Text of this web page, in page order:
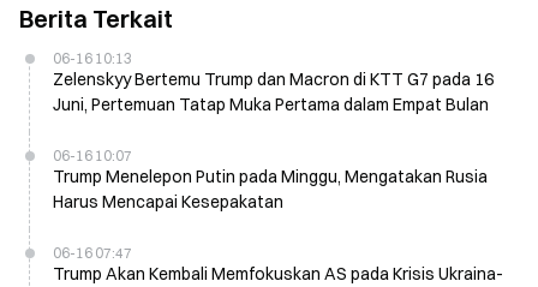
Berita Terkait
06-16 10:13
Zelenskyy Bertemu Trump dan Macron di KTT G7 pada 16
Juni, Pertemuan Tatap Muka Pertama dalam Empat Bulan
06-16 10:07
Trump Menelepon Putin pada Minggu, Mengatakan Rusia
Harus Mencapai Kesepakatan
06-16 07:47
Trump Akan Kembali Memfokuskan AS pada Krisis Ukraina-